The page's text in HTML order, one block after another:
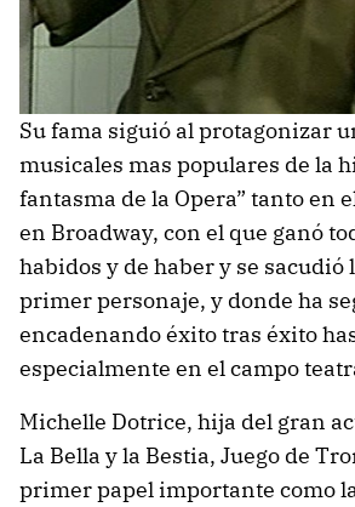
Su fama siguió al protagonizar
musicales mas populares de la
fantasma de la Opera” tanto en
en Broadway, con el que ganó
habidos y de haber y se sacudió
primer personaje, y donde ha
encadenando éxito tras éxito
especialmente en el campo
Michelle Dotrice, hija del gran
La Bella y la Bestia, Juego de
primer papel importante como